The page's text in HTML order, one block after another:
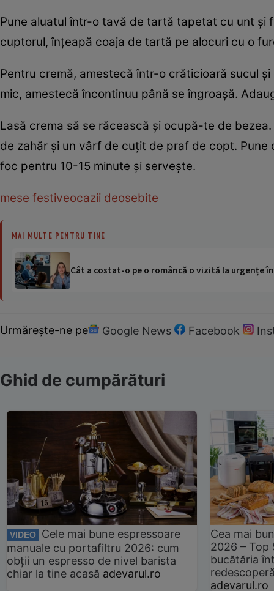
Pune aluatul într-o tavă de tartă tapetat cu unt şi
cuptorul, înţeapă coaja de tartă pe alocuri cu o
Pentru cremă, amestecă într-o crăticioară sucul
mic, amestecă încontinuu până se îngroaşă.
Lasă crema să se răcească şi ocupă-te de
de zahăr şi un vârf de cuţit de praf de copt.
foc pentru 10-15 minute şi serveşte.
mese festiveocazii deosebite
MAI MULTE PENTRU TINE
Cât a costat-o pe o româncă o vizită la urgențe
Urmărește-ne pe Google News Facebook
Ghid de cumpărături
VIDEO
Cele mai bune espressoare
manuale cu portafiltru 2026: cum
obții un espresso de nivel barista
chiar la tine acasă adevarul.ro
Cea mai
2026 –
bucătăria
adevarul.ro